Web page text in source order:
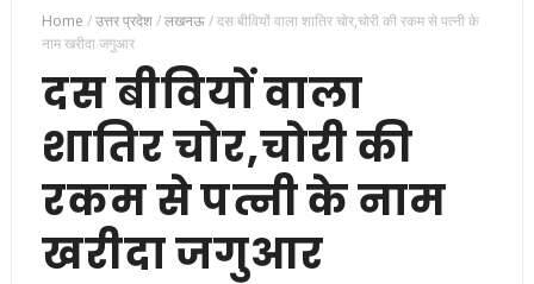
Home /उत्तर प्रदेश/लखनऊ/दस बीवियों वाला शातिर चोर,चोरी की रकम से पत्नी के
नाम खरीदा जगुआर
दस बीवियों वाला
शातिर चोर,चोरी की
रकम से पत्नी के नाम
खरीदा जगुआर